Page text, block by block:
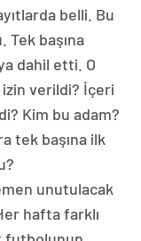
belli. Bu
Tek başına
dahil etti. O
verildi? İçeri
Kim bu adam?
tek başına ilk
unutulacak
hafta farklı